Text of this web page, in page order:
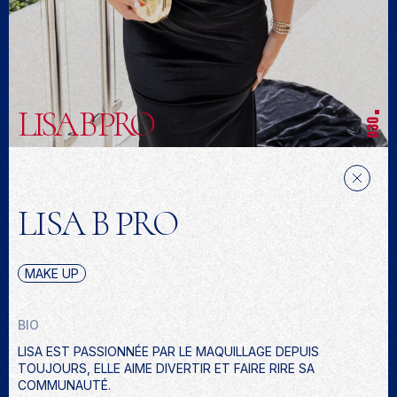
030
LISA B PRO
LISA B PRO
MAKE UP
BIO
LISA EST PASSIONNÉE PAR LE MAQUILLAGE DEPUIS
TOUJOURS, ELLE AIME DIVERTIR ET FAIRE RIRE SA
COMMUNAUTÉ.